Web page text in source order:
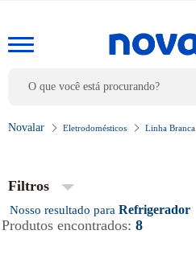
Eletrodomésticos Linha Branca
Filtros
Refrigerador
Produtos encontrados: 8